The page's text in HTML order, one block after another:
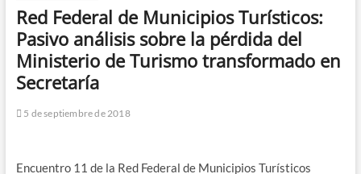
m
n
ú
Red Federal de Municipios Turísticos:
Pasivo análisis sobre la pérdida del
Ministerio de Turismo transformado en
Secretaría
5 de septiembre de 2018
Encuentro 11 de la Red Federal de Municipios Turísticos